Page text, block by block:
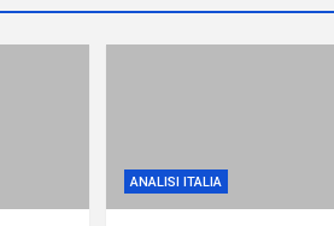
ANALISI ITALIA